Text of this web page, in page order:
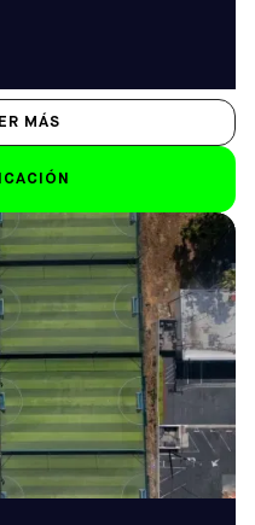
MÁS
HORARIO DE
APERTURA
De lunes a viernes
14.00 h - 22.00 h
Sáb-Dom
de 8.00 a 20.00 horas